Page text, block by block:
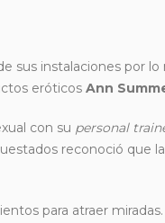
sus instalaciones por
eróticos Ann
con su personal
reconoció que
para atraer